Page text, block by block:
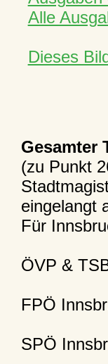
Alle
Dieses
Gesamter
(zu Punkt
eingelangt
Für
ÖVP &
FPÖ
SPÖ